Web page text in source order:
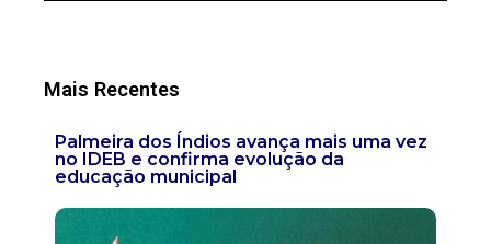
Mais Recentes
Palmeira dos Índios avança mais uma vez
no IDEB e confirma evolução da
educação municipal